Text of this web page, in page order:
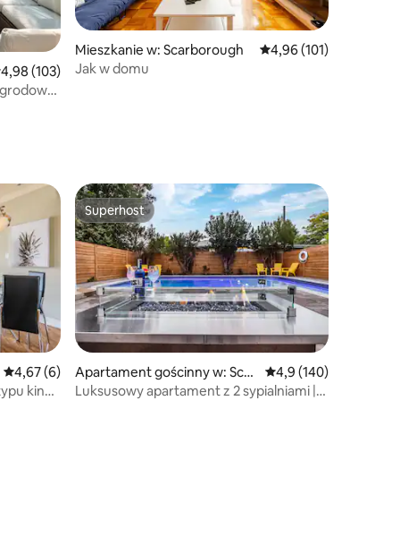
ocena: 4,98 na 5, liczba recenzji: 103
4,98 (103)
Mieszkanie w: Scarborough Średnia ocena: 4,96
4,96 (101)
Jak w domu
Średnia ocena: 4,67 na 5, liczba recenzji: 6
4,67 (6)
king/
Superhost
Superhost
Apartament gościnny w: Scar
borough
Średnia ocena: 4,9
4,9 (140)
Luksusowy apartament z 2 sypialniami |